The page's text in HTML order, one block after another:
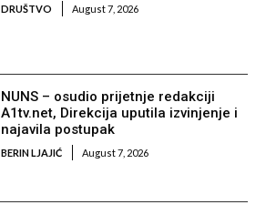
DRUŠTVO August 7, 2026
NUNS – osudio prijetnje redakciji
A1tv.net, Direkcija uputila izvinjenje i
najavila postupak
BERIN LJAJIĆ August 7, 2026